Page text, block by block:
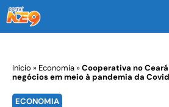
Início » Economia»Cooperativa no
negócios em meio à pandemia da
ECONOMIA